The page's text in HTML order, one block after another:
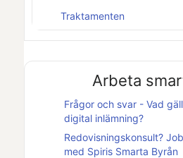
Traktamenten
Arbeta
Frågor och svar - Vad
digital inlämning?
Redovisningskonsult?
med Spiris Smarta Byrån